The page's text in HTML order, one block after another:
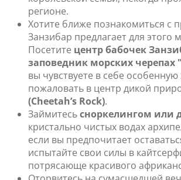
регионе.
Хотите ближе познакомиться с
Занзибар предлагает для этого
Посетите центр бабочек
заповедник морских
вы чувствуете в себе
пожаловать в центр дикой
(Cheetah’s Rock).
Займитесьсноркелингом или
кристально чистых водах
если вы предпочитает
испытайте свои силы в
потрясающе красивого